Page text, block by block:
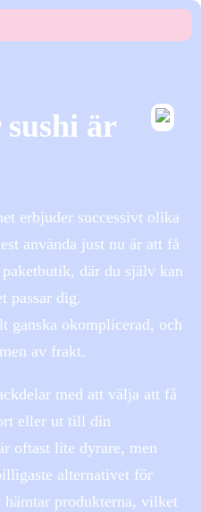
är
erbjuder successivt olika
använda just nu är att få
där du själv kan
passar dig.
ganska okomplicerad, och
av frakt.
med att välja att få
eller ut till din
oftast lite dyrare, men
alternativet för
produkterna, vilket